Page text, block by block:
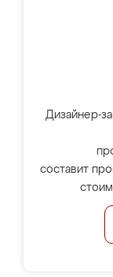
Дизайнер-
составит